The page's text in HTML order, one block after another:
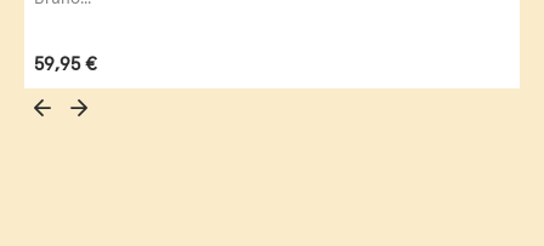
Regulärer Preis:
59,95 €